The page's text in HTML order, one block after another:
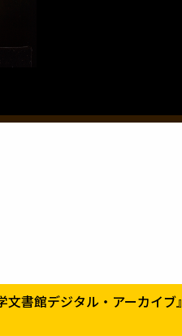
文書館デジタル・アーカイブ』